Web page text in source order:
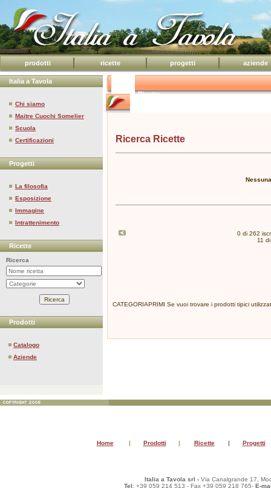
prodotti ricette progetti aziende
Italia a Tavola
Chi siamo
Maitre Cuochi Somelier
Scuola
Certificazioni
Progetti
La filosofia
Esposizione
Immagine
Intrattenimento
Ricette
Ricerca
Prodotti
Catalogo
Aziende
Ricette
Ricerca Ricette
0 di 262
11
CATEGORIAPRIMI Se vuoi trovare i prodotti tipici
Home | Prodotti | Ricette | Progetti
Italia a Tavola srl - Via Canalgrande 17,
Tel: +39 059 214 513 - Fax +39 059 218 765- E-